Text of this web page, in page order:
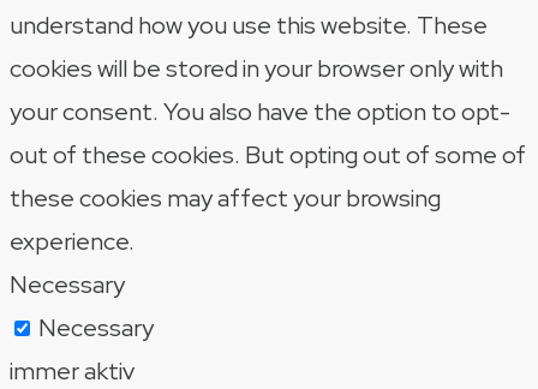
understand how you use this website. These
cookies will be stored in your browser only with
your consent. You also have the option to opt-
out of these cookies. But opting out of some of
these cookies may affect your browsing
experience.
Necessary
Necessary
immer aktiv